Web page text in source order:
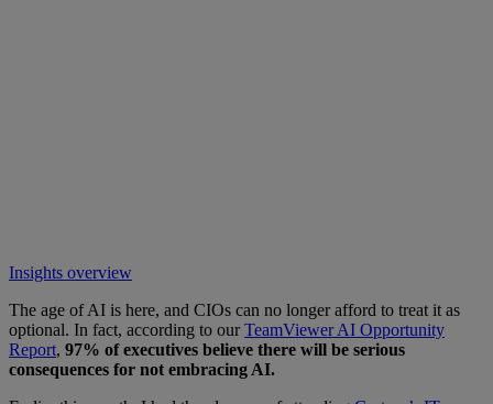
Insights overview
The age of AI is here, and CIOs can no longer afford to treat it as
optional. In fact, according to ourTeamViewer AI Opportunity
Report, 97% of executives believe there will be serious
consequences for not embracing AI.